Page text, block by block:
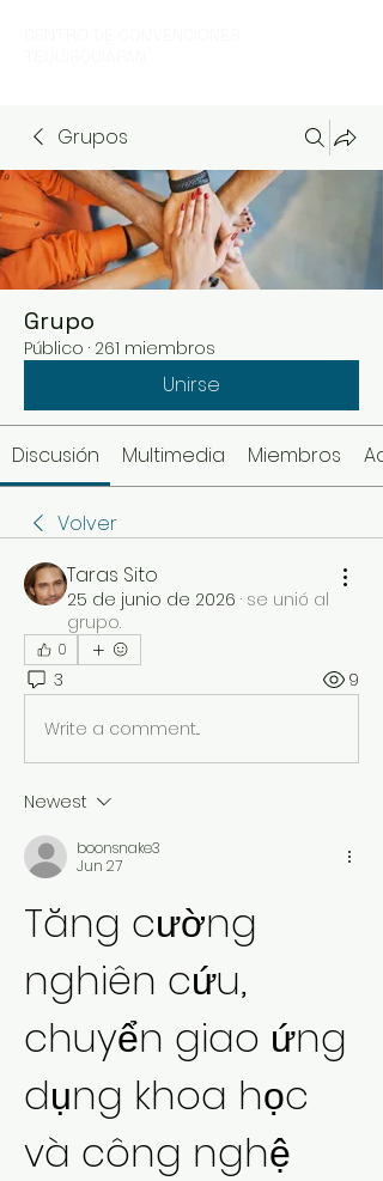
Grupos
Grupo
Público · 261 miembros
Unirse
Discusión Multimedia Miembros
Volver
Taras Sito
25 de junio de 2026 · se unió al
grupo.
0
3 9
Write a comment...
Newest
boonsnake3
Jun 27
Tăng cường
nghiên cứu,
chuyển giao ứng
dụng khoa học
và công nghệ